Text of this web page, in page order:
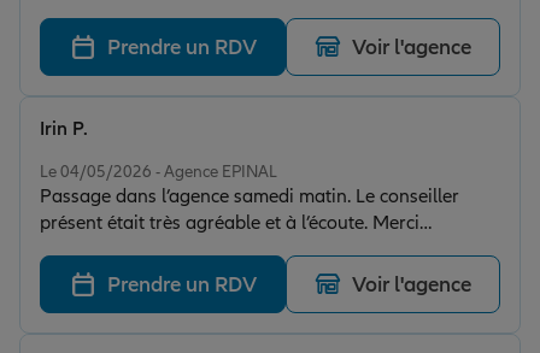
Prendre un RDV Voir l'agence
Le 04/05/2026 - Agence EPINAL
Passage dans l’agence samedi matin. Le conseiller
présent était très agréable et à l’écoute. Merci
beaucoup pour votre bienveillance et pour votre
arrangement.
Irin P.
Prendre un RDV Voir l'agence